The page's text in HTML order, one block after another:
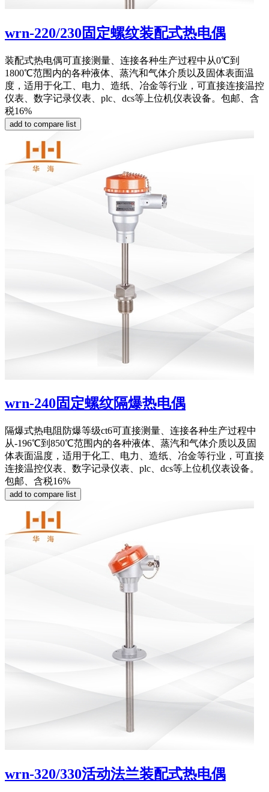
wrn-220/230固定螺纹装配式热电偶
装配式热电偶可直接测量、连接各种生产过程中从0℃到
1800℃范围内的各种液体、蒸汽和气体介质以及固体表面温
度，适用于化工、电力、造纸、冶金等行业，可直接连接温控
仪表、数字记录仪表、plc、dcs等上位机仪表设备。包邮、含
税16%
wrn-240固定螺纹隔爆热电偶
隔爆式热电阻防爆等级ct6可直接测量、连接各种生产过程中
从-196℃到850℃范围内的各种液体、蒸汽和气体介质以及固
体表面温度，适用于化工、电力、造纸、冶金等行业，可直接
连接温控仪表、数字记录仪表、plc、dcs等上位机仪表设备。
包邮、含税16%
wrn-320/330活动法兰装配式热电偶